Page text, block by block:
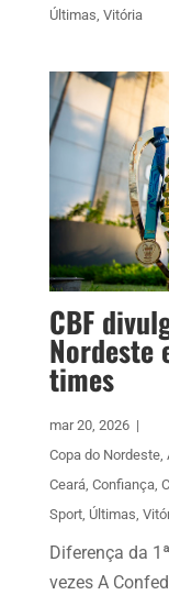
Últimas, Vitória
CBF
Nordeste
times
mar 20, 2026 |
Copa do Nordeste,
Ceará, Confiança,
Sport, Últimas,
Diferença da
vezes A